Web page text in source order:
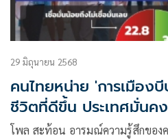
29 มิถุนายน 2568
คนไทยหน่าย 'การเมือง
ชีวิตที่ดีขึ้น ประเทศมั่นคง
โพล สะท้อน อารมณ์ความรู้สึกขอ